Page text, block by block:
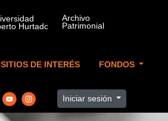
SITIOS DE INTERÉS FONDOS
Iniciar sesión